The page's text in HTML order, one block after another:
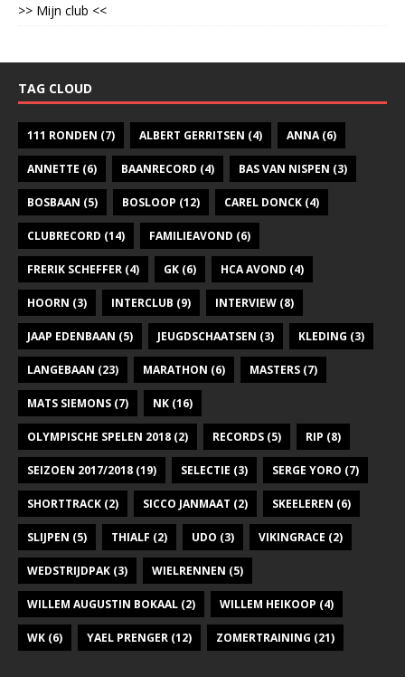
>> Mijn club <<
TAG CLOUD
111 RONDEN (7) ALBERT GERRITSEN (4) ANNA(6)
ANNETTE (6) BAANRECORD (4) BAS VAN NISPEN (3)
BOSBAAN (5) BOSLOOP (12) CAREL DONCK (4)
CLUBRECORD (14) FAMILIEAVOND (6)
FRERIK SCHEFFER (4) GK (6) HCA AVOND (4)
HOORN (3) INTERCLUB (9) INTERVIEW (8)
JAAP EDENBAAN (5) JEUGDSCHAATSEN (3) KLEDING (3)
LANGEBAAN (23) MARATHON (6) MASTERS (7)
MATS SIEMONS (7) NK (16)
OLYMPISCHE SPELEN 2018 (2) RECORDS (5) RIP (8)
SEIZOEN 2017/2018 (19) SELECTIE (3) SERGE YORO (7)
SHORTTRACK (2) SICCO JANMAAT (2) SKEELEREN (6)
SLIJPEN (5) THIALF (2) UDO (3) VIKINGRACE (2)
WEDSTRIJDPAK (3) WIELRENNEN (5)
WILLEM AUGUSTIN BOKAAL (2) WILLEM HEIKOOP (4)
WK (6) YAEL PRENGER (12) ZOMERTRAINING (21)